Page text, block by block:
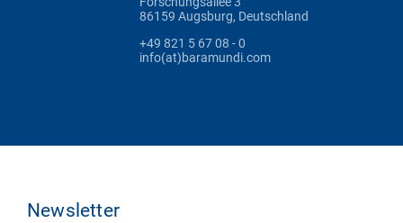
86159 Augsburg, Deutschland
+49 821 5 67 08 - 0
info(at)baramundi.com
Newsletter